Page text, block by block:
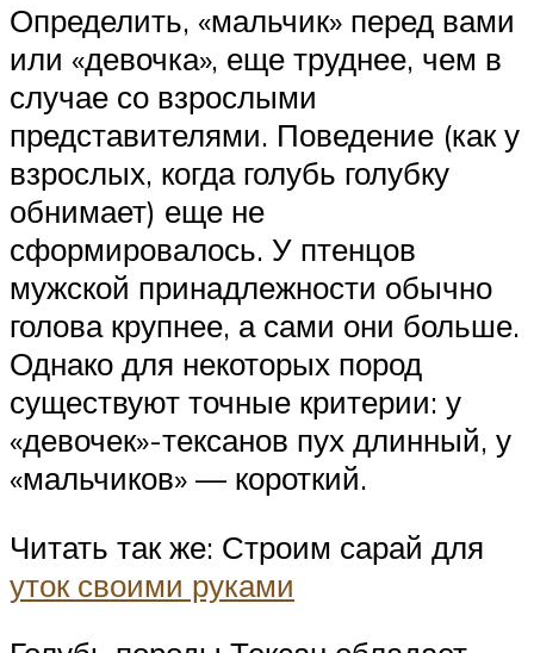
Определить, «мальчик» перед вами
или «девочка», еще труднее, чем в
случае со взрослыми
представителями. Поведение (как у
взрослых, когда голубь голубку
обнимает) еще не
сформировалось. У птенцов
мужской принадлежности обычно
голова крупнее, а сами они больше.
Однако для некоторых пород
существуют точные критерии: у
«девочек»-тексанов пух длинный, у
«мальчиков» — короткий.
Читать так же: Строим сарай для
уток своими руками